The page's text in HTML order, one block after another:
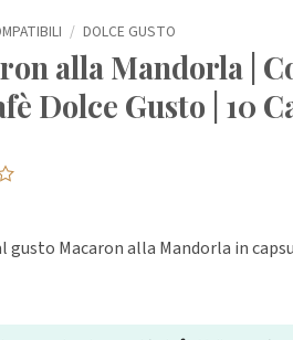
/ DOLCE GUSTO
alla Mandorla |
Dolce Gusto | 10
gusto Macaron alla Mandorla in